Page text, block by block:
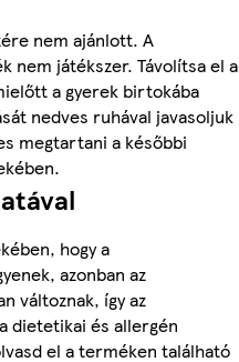
nem ajánlott. A
nem játékszer. Távolítsa el a
a gyerek birtokába
nedves ruhával javasoljuk
megtartani a későbbi
hogy a
azonban az
változnak, így az
dietetikai és allergén
el a terméken található